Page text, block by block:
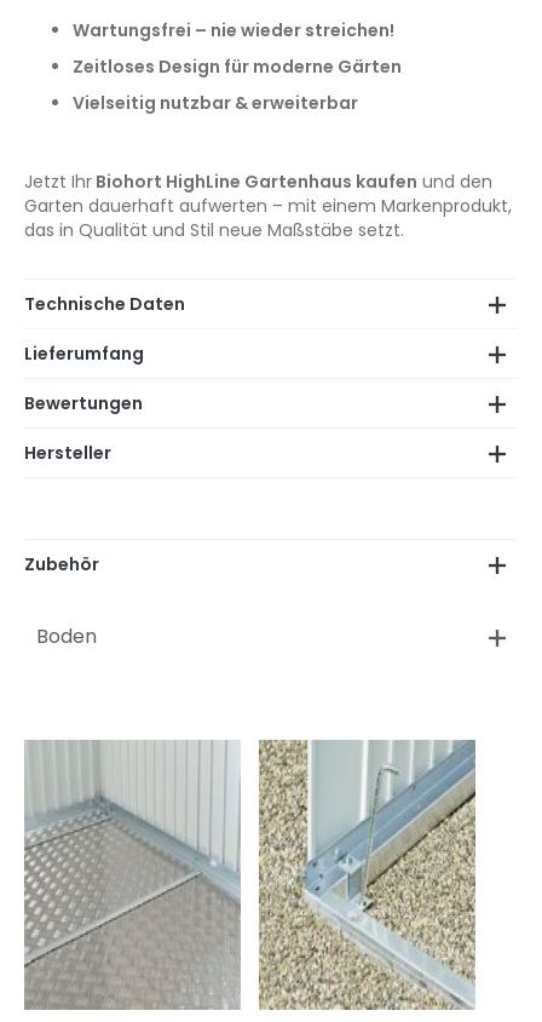
Wartungsfrei – nie wieder streichen!
Zeitloses Design für moderne Gärten
Vielseitig nutzbar & erweiterbar
Jetzt Ihr Biohort HighLine Gartenhaus kaufen und den
Garten dauerhaft aufwerten – mit einem Markenprodukt,
das in Qualität und Stil neue Maßstäbe setzt.
Technische Daten
Lieferumfang
Bewertungen
Hersteller
Zubehör
Boden